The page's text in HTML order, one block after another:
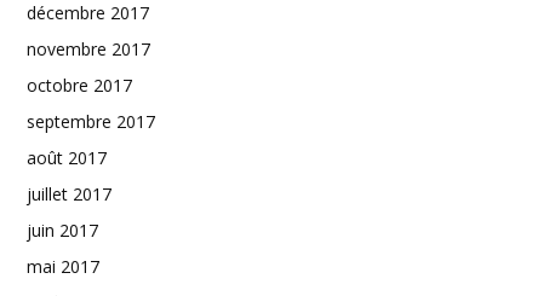
décembre 2017
novembre 2017
octobre 2017
septembre 2017
août 2017
juillet 2017
juin 2017
mai 2017